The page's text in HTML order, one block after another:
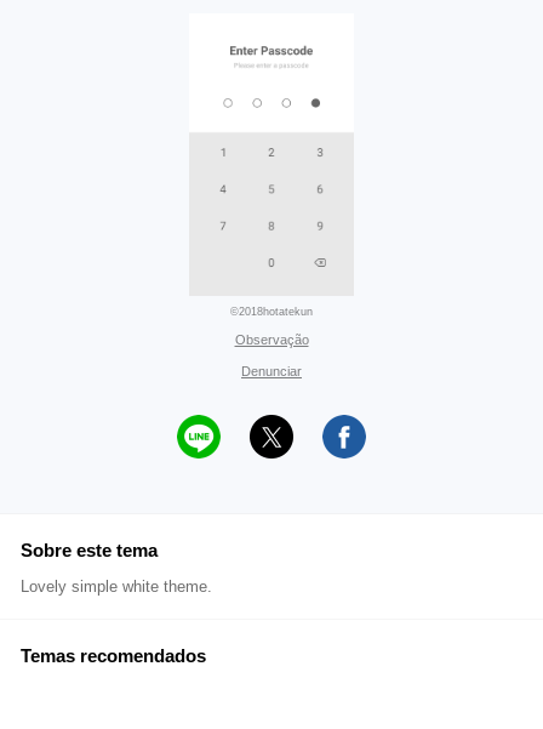
©2018hotatekun
Observação
Denunciar
Sobre este tema
Lovely simple white theme.
Temas recomendados